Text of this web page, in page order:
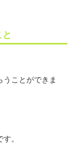
ことができま
。